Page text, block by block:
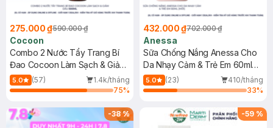
275.000 ₫590.000 ₫
Cocoon
Combo 2 Nước Tẩy Trang Bí
Đao Cocoon Làm Sạch & Giảm
Dầu 500ml
5.0 (57)
1.4k/tháng
75%
432.000 ₫702.000 ₫
Anessa
Sữa Chống Nắng Anessa Cho
Da Nhạy Cảm & Trẻ Em 60ml
(Mới)
5.0 (23)
410/tháng
33%
-38% -59 %